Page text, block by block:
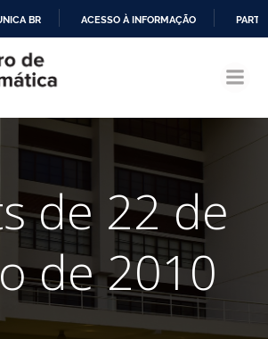
CONTEÚDO
BR ACESSO À INFORMAÇÃO
de 22 de
de 2010